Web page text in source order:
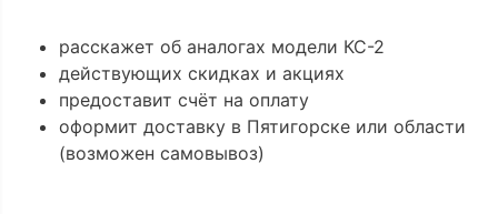
расскажет об аналогах модели КС-2
действующих скидках и акциях
предоставит счёт на оплату
оформит доставку в Пятигорске или области
(возможен самовывоз)